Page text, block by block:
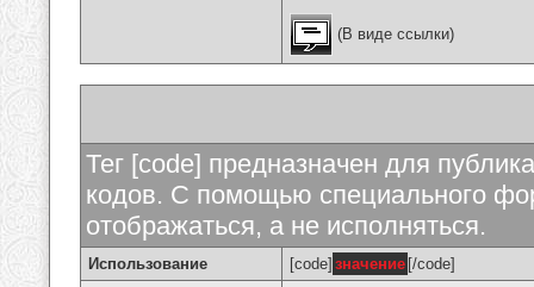
(В виде ссылки)
Тег [code] предназначен для
кодов. С помощью специального
отображаться, а не исполняться.
Использование [code] значение [/code]